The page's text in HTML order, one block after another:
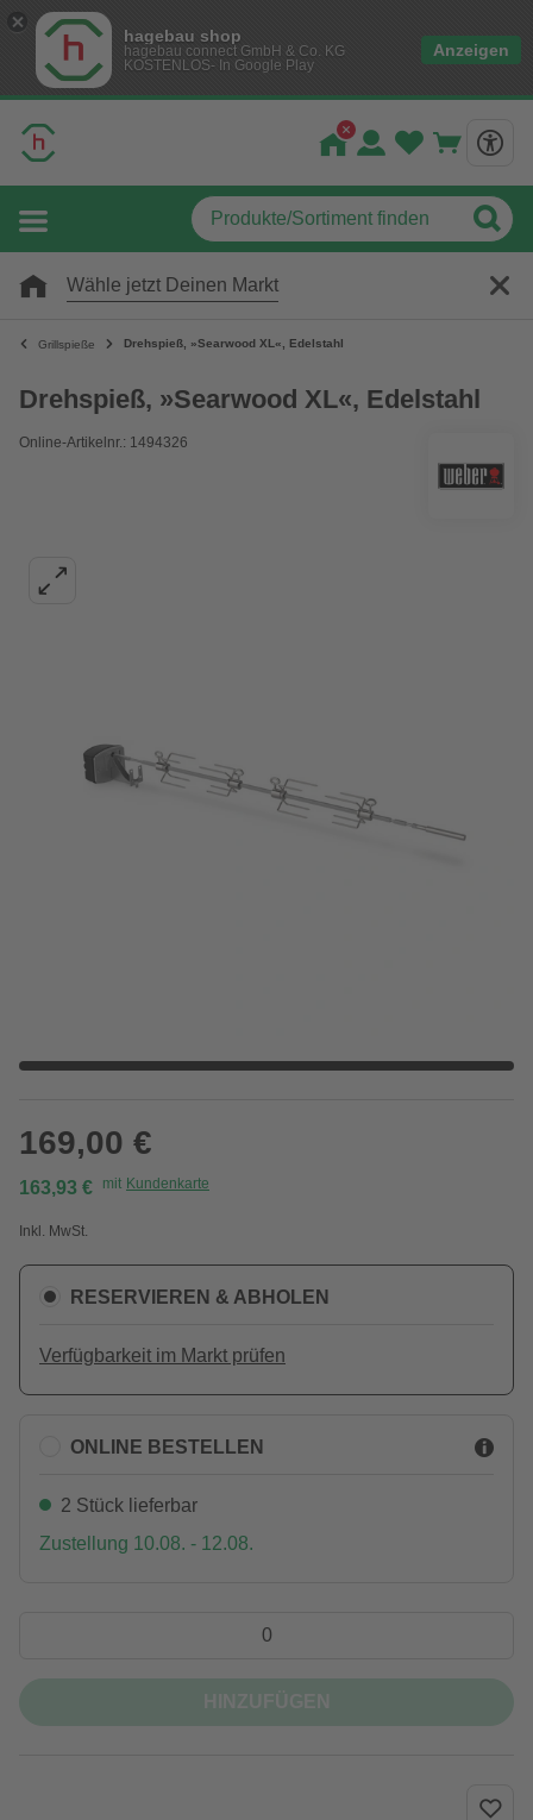
hagebau shop
hagebau connect GmbH & Co. KG
KOSTENLOS- In Google Play
Anzeigen
Wähle jetzt Deinen Markt
Grillspieße Drehspieß, »Searwood XL«, Edelstahl
Drehspieß, »Searwood XL«, Edelstahl
Online-Artikelnr.: 1494326
169,00 €
163,93 € mit Kundenkarte
Inkl. MwSt.
RESERVIEREN & ABHOLEN
Verfügbarkeit im Markt prüfen
ONLINE BESTELLEN
2 Stück lieferbar
Zustellung 10.08. - 12.08.